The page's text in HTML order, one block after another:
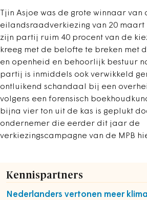
Tjin Asjoe was de grote winnaar van
eilandsraadverkiezing van 20 maart
zijn partij ruim 40 procent van de
kreeg met de belofte te breken met
en openheid en behoorlijk bestuur
partij is inmiddels ook verwikkeld
ontluikend schandaal bij een
volgens een forensisch
bijna vier ton uit de kas is geplukt
ondernemer die eerder dit jaar de
verkiezingscampagne van de MPB
Kennispartners
Nederlanders vertonen meer